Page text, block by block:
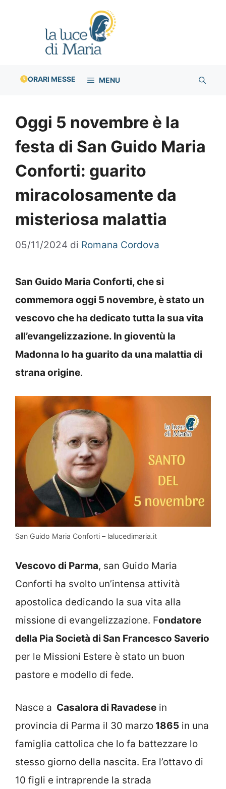
ORARI MESSE MENU
Oggi 5 novembre è la
festa di San Guido Maria
Conforti: guarito
miracolosamente da
misteriosa malattia
05/11/2024 di Romana Cordova
San Guido Maria Conforti, che si
commemora oggi 5 novembre, è stato un
vescovo che ha dedicato tutta la sua vita
all’evangelizzazione. In gioventù la
Madonna lo ha guarito da una malattia di
strana origine.
San Guido Maria Conforti – lalucedimaria.it
Vescovo di Parma, san Guido Maria
Conforti ha svolto un’intensa attività
apostolica dedicando la sua vita alla
missione di evangelizzazione. Fondatore
della Pia Società di San Francesco Saverio
per le Missioni Estere è stato un buon
pastore e modello di fede.
Nasce a Casalora di Ravadese in
provincia di Parma il 30 marzo 1865 in una
famiglia cattolica che lo fa battezzare lo
stesso giorno della nascita. Era l’ottavo di
10 figli e intraprende la strada